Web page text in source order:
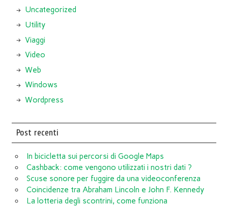
Uncategorized
Utility
Viaggi
Video
Web
Windows
Wordpress
Post recenti
In bicicletta sui percorsi di Google Maps
Cashback: come vengono utilizzati i nostri dati ?
Scuse sonore per fuggire da una videoconferenza
Coincidenze tra Abraham Lincoln e John F. Kennedy
La lotteria degli scontrini, come funziona